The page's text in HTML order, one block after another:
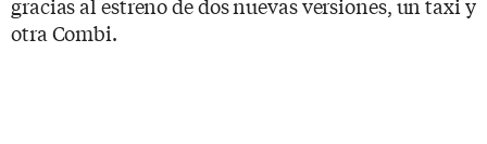
otra Combi.